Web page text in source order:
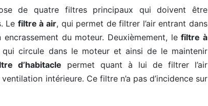
de quatre filtres principaux qui doivent être
Le filtre à air, qui permet de filtrer l’air entrant dans
encrassement du moteur. Deuxièmement, lefiltre à
qui circule dans le moteur et ainsi de le maintenir
d’habitacle permet quant à lui de filtrer l’air
intérieure. Ce filtre n’a pas d’incidence sur